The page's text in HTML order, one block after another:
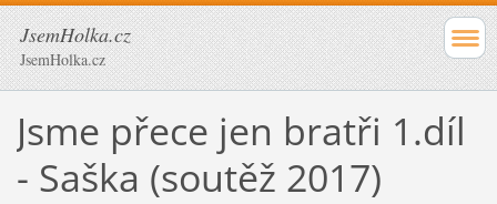
JsemHolka.cz
JsemHolka.cz
Jsme přece jen bratři 1.díl
- Saška (soutěž 2017)